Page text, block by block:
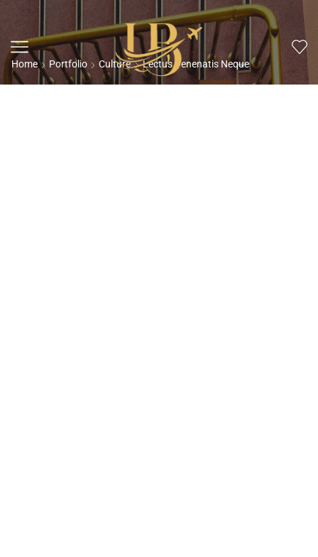
Home Portfolio Culture Lectus Venenatis Neque